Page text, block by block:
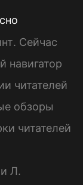
Сейчас
навигатор
читателей
обзоры
читателей
Л.